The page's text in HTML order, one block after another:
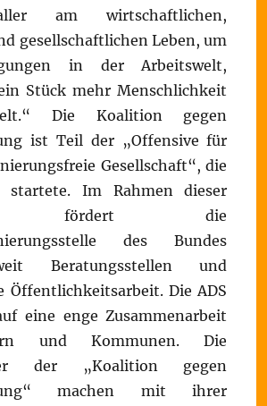
am wirtschaftlichen,
gesellschaftlichen Leben, um
in der Arbeitswelt,
Stück mehr Menschlichkeit
Die Koalition gegen
ist Teil der „Offensive für
Gesellschaft“, die
startete. Im Rahmen dieser
fördert die
des Bundes
Beratungsstellen und
Öffentlichkeitsarbeit. Die ADS
eine enge Zusammenarbeit
und Kommunen. Die
der „Koalition gegen
machen mit ihrer